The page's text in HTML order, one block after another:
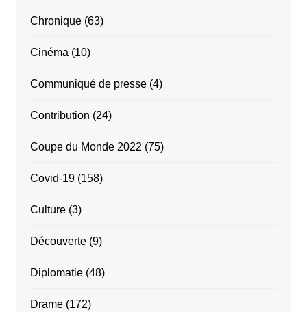
Chronique(63)
Cinéma (10)
Communiqué de presse(4)
Contribution (24)
Coupe du Monde 2022 (75)
Covid-19(158)
Culture(3)
Découverte(9)
Diplomatie(48)
Drame(172)